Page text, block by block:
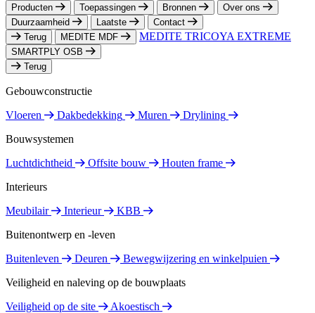
Producten Toepassingen Bronnen
Over ons
Duurzaamheid
Laatste
Contact
Terug
MEDITE MDF MEDITE TRICOYA EXTREME
SMARTPLY OSB
Terug
Gebouwconstructie
Vloeren
Dakbedekking Muren
Drylining
Bouwsystemen
Luchtdichtheid
Offsite bouw
Houten frame
Interieurs
Meubilair
Interieur
KBB
Buitenontwerp en -leven
Buitenleven
Deuren
Bewegwijzering en winkelpuien
Veiligheid en naleving op de bouwplaats
Veiligheid op de site
Akoestisch